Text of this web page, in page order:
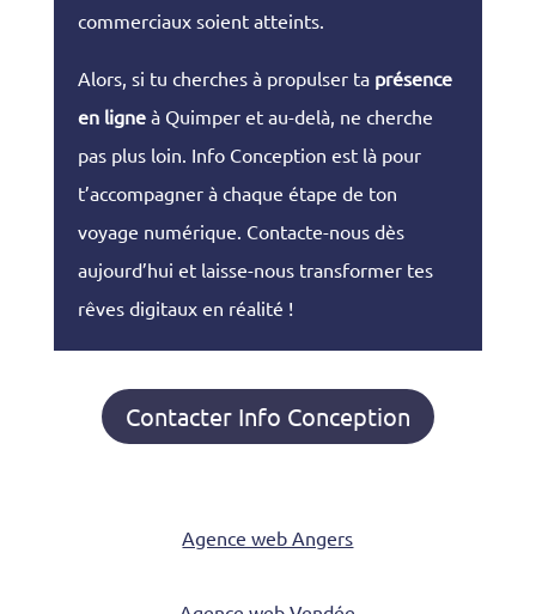
commerciaux soient atteints.
Alors, si tu cherches à propulser ta présence
en ligneà Quimper et au-delà, ne cherche
pas plus loin. Info Conception est là pour
t’accompagner à chaque étape de ton
voyage numérique. Contacte-nous dès
aujourd’hui et laisse-nous transformer tes
rêves digitaux en réalité !
Contacter Info Conception
Agence web Angers